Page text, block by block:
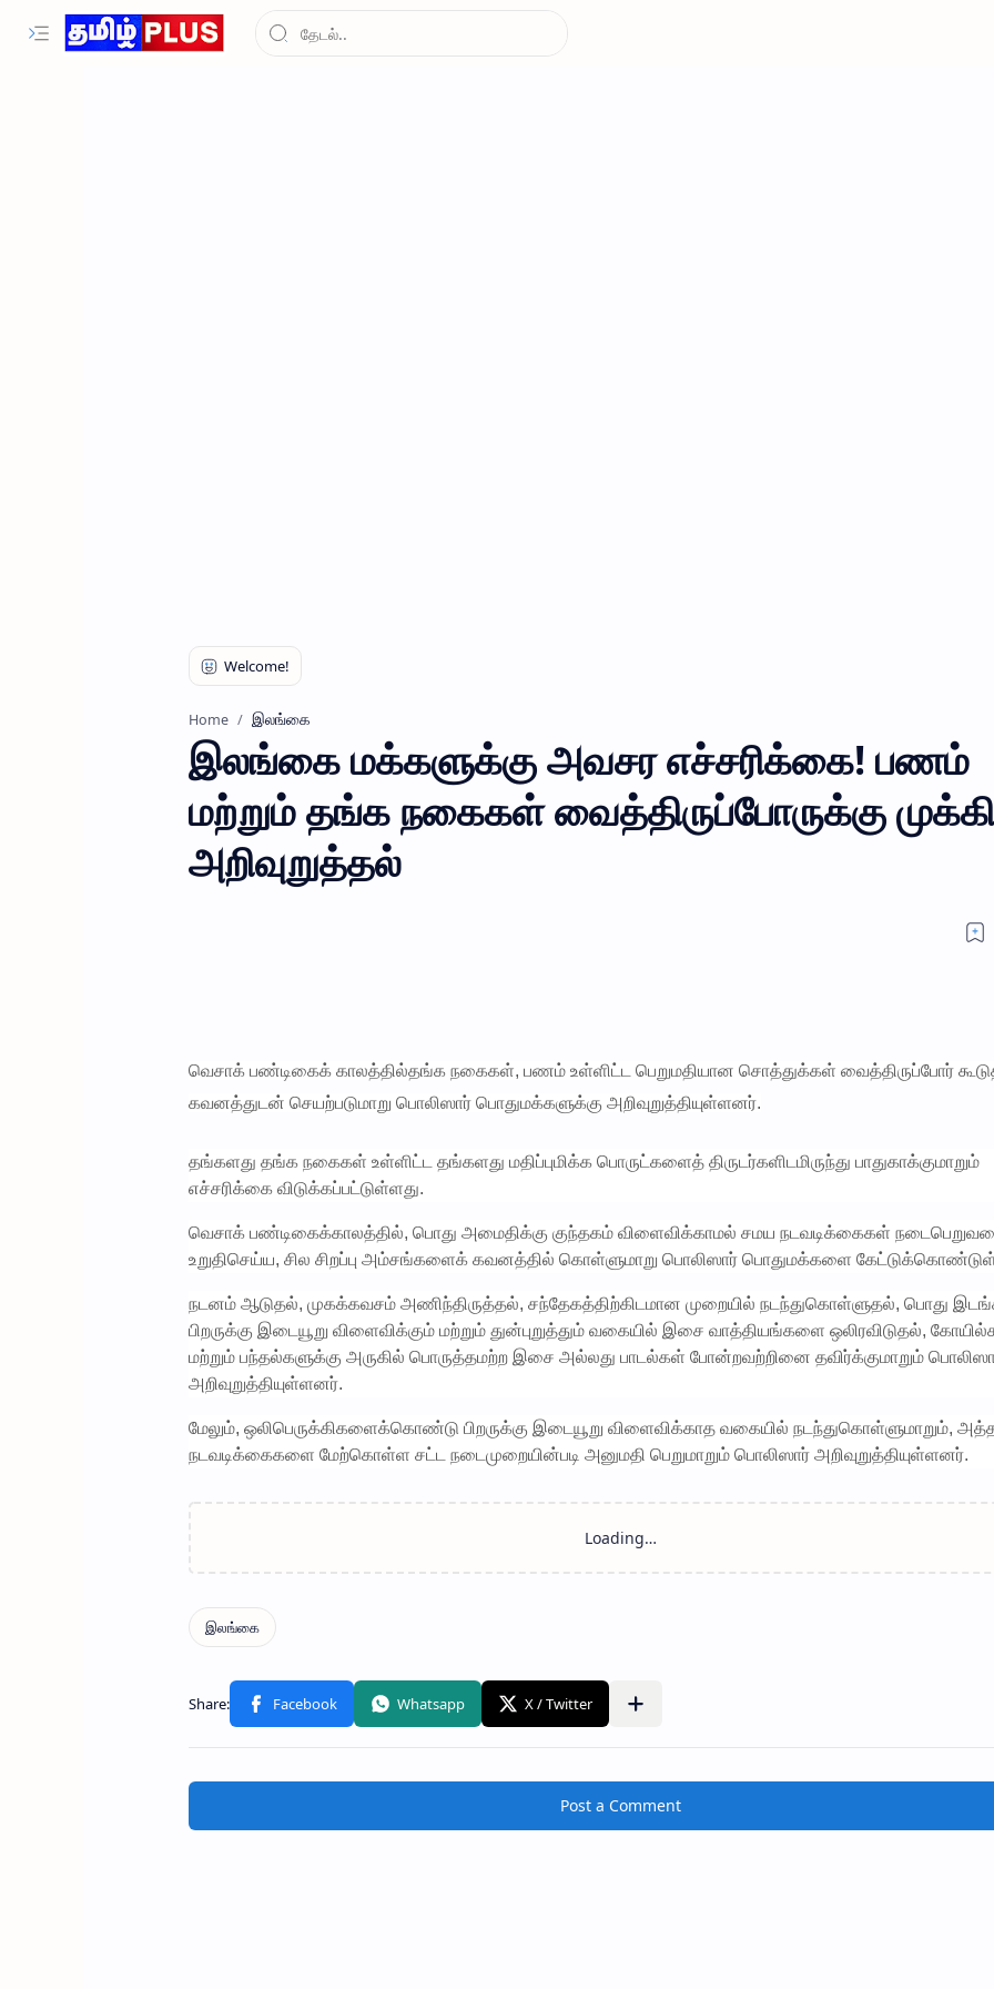
Home இலங்கை
இலங்கை மக்களுக்கு அவசர எச்சரிக்கை! பணம்
மற்றும் தங்க நகைகள் வைத்திருப்போருக்கு
அறிவுறுத்தல்
வெசாக் பண்டிகைக் காலத்தில்தங்க நகைகள், பணம் உள்ளிட்ட பெறுமதியான சொத்துக்கள் வைத்திருப்போர்
கவனத்துடன் செயற்படுமாறு பொலிஸார் பொதுமக்களுக்கு அறிவுறுத்தியுள்ளனர்.
தங்களது தங்க நகைகள் உள்ளிட்ட தங்களது மதிப்புமிக்க பொருட்களைத் திருடர்களிடமிருந்து பாதுகாக்குமாறும்
எச்சரிக்கை விடுக்கப்பட்டுள்ளது.
வெசாக் பண்டிகைக்காலத்தில், பொது அமைதிக்கு குந்தகம் விளைவிக்காமல் சமய நடவடிக்கைகள்
உறுதிசெய்ய, சில சிறப்பு அம்சங்களைக் கவனத்தில் கொள்ளுமாறு பொலிஸார் பொதுமக்களை
நடனம் ஆடுதல், முகக்கவசம் அணிந்திருத்தல், சந்தேகத்திற்கிடமான முறையில் நடந்துகொள்ளுதல், பொது
பிறருக்கு இடையூறு விளைவிக்கும் மற்றும் துன்புறுத்தும் வகையில் இசை வாத்தியங்களை ஒலிரவிடுதல்,
மற்றும் பந்தல்களுக்கு அருகில் பொருத்தமற்ற இசை அல்லது பாடல்கள் போன்றவற்றினை தவிர்க்குமாறும்
அறிவுறுத்தியுள்ளனர்.
மேலும், ஒலிபெருக்கிகளைக்கொண்டு பிறருக்கு இடையூறு விளைவிக்காத வகையில் நடந்துகொள்ளுமாறும்,
நடவடிக்கைகளை மேற்கொள்ள சட்ட நடைமுறையின்படி அனுமதி பெறுமாறும் பொலிஸார் அறிவுறுத்தியுள்ளனர்.
Post a Comment